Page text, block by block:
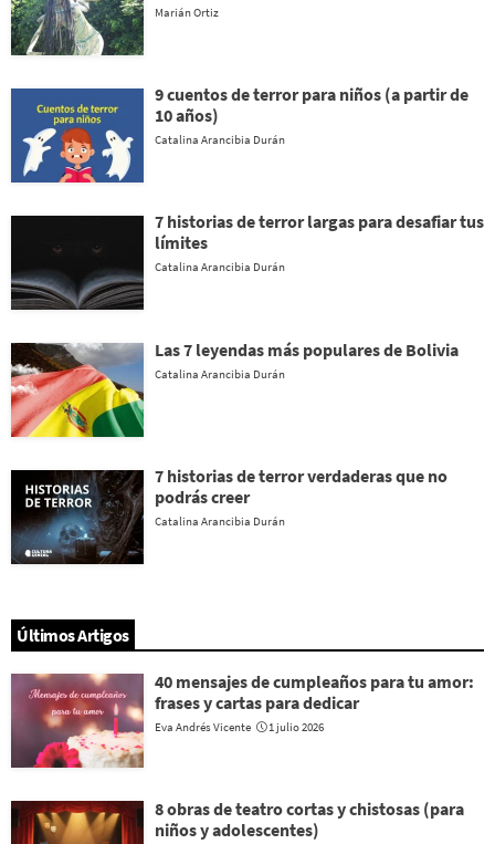
Marián Ortiz
9 cuentos de terror para niños (a partir de
10 años)
Catalina Arancibia Durán
7 historias de terror largas para desafiar tus
límites
Catalina Arancibia Durán
Las 7 leyendas más populares de Bolivia
Catalina Arancibia Durán
7 historias de terror verdaderas que no
podrás creer
Catalina Arancibia Durán
Últimos Artigos
40 mensajes de cumpleaños para tu amor:
frases y cartas para dedicar
Eva Andrés Vicente 1 julio 2026
8 obras de teatro cortas y chistosas (para
niños y adolescentes)